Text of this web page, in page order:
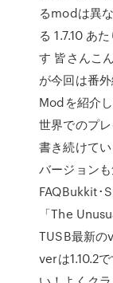
るmodは異
る 1.7.10 あ
す 皆さんこ
が今回は番
Modを紹介
世界でのプ
書き続けて
バージョン
FAQBukkit･
「The
TUSB最新の
verは1.10.2